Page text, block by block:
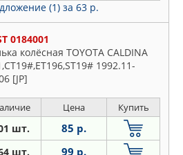
(1) за 63 р.
0184001
колёсная TOYOTA CALDINA
1992.11-
[JP]
Цена Купить
шт. 85 р.
шт. 99 р.